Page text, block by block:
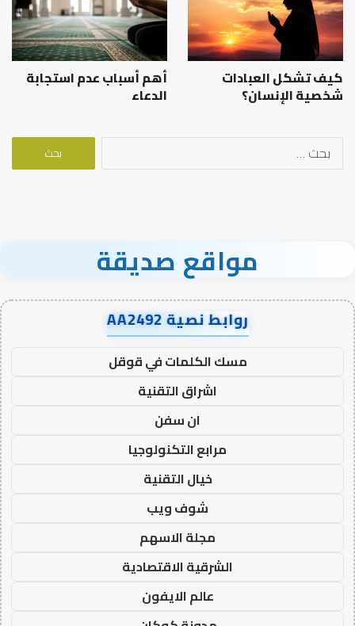
كيف تشكل العبادات
شخصية الإنسان؟
أهم أسباب عدم استجابة
الدعاء
البحث
مواقع صديقة
روابط نصية AA2492
مسك الكلمات في قوقل
اشراق التقنية
ان سفن
مرابع التكنولوجيا
خيال التقنية
شوف ويب
مجلة الاسهم
الشرقية الاقتصادية
عالم الايفون